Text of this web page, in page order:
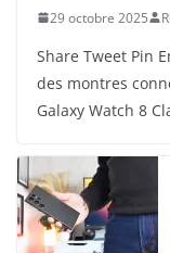
29 octobre 2025
Share Tweet Pin
des montres
Galaxy Watch 8